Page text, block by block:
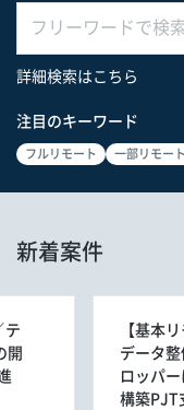
詳細検索はこちら
注目のキーワード
フルリモート 一部リモー
新着案件
テ
開
【基本
データ
ロッパ
構築PJT